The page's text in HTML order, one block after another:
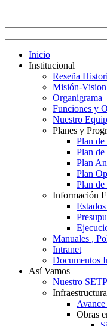
Inicio
Institucional
Reseña
Misión-Vision
Organigrama
Funciones y
Nuestro
Planes y
Plan
Plan
Plan
Plan
Plan
Información
Manuales ,
Intranet
Documentos
Así Vamos
Nuestro SETP
Infraestructura
Obras